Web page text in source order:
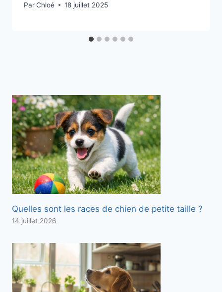
ParChloé 18 juillet 2025
Quelles sont les races de chien de petite taille ?
14 juillet 2026